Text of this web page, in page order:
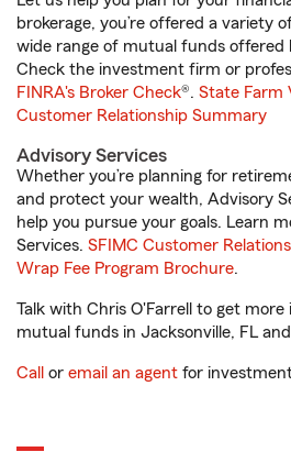
brokerage, you’re offered a variety
wide range of mutual funds offered
Check the investment firm or
FINRA's Broker Check®. State Farm
Customer Relationship Summary
Advisory Services
Whether you’re planning for
and protect your wealth, Advisory
help you pursue your goals. Learn
Services. SFIMC Customer
Wrap Fee Program Brochure.
Talk with Chris O'Farrell to get
mutual funds in Jacksonville, FL
Call or email an agent for